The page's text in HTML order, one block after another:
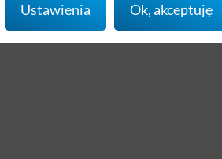
Ustawienia Ok, akceptuję